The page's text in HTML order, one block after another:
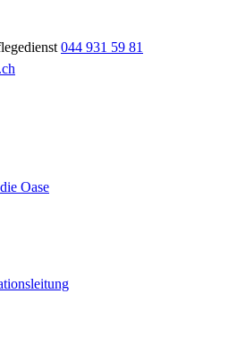
044 931 59 81
Oase